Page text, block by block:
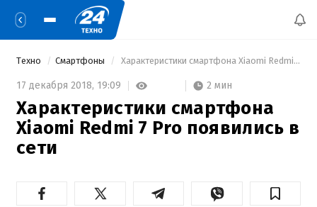
Техно Смартфоны Характеристики смартфона Xiaomi Redmi 7 Pro появились в сети
17 декабря 2018, 19:09 2 мин
Характеристики смартфона
Xiaomi Redmi 7 Pro появились в
сети